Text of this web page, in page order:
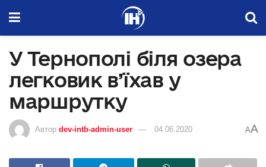
У Тернополі біля озера
легковик в’їхав у
маршрутку
Автор dev-intb-admin-user 04.06.2020 AA